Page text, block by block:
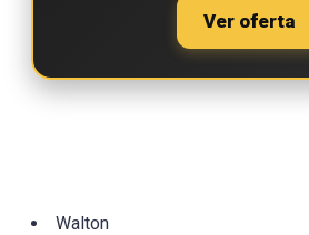
Ver oferta
Walton